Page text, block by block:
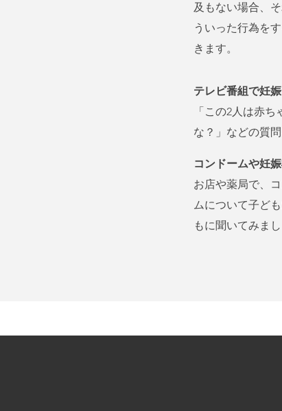
及もない場合、
ういった行為を
きます。
テレビ番組で妊
「この2人は赤
な？」などの質
コンドームや妊
お店や薬局で、
ムについて子ど
もに聞いてみまし